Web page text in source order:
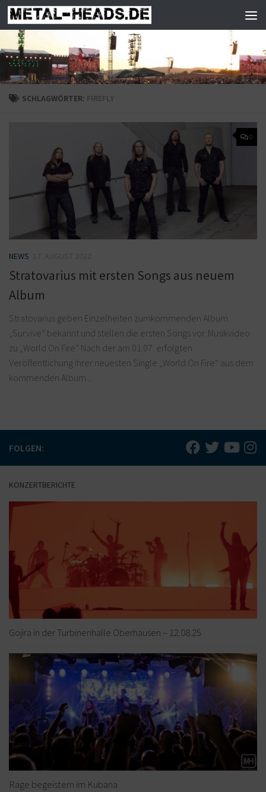
Zum Inhalt springen
SCHLAGWÖRTER: FIREFLY
0
NEWS
Stratovarius mit ersten Songs aus neuem
Album
Stratovarius geben Einzelheiten zumkommenden Album
„Survive“ bekannt und stellen die ersten Songs vor. Musikvideo
zu „World On Fire“ Nach der am 01.07. erfolgten
Veröffentlichung ihrer neuesten Single „World On Fire“ aus dem
kommenden Album...
FOLGEN:
KONZERTBERICHTE
Gojira in der Turbinenhalle Oberhausen – 12.08.25
Rage begeistern im Kubana